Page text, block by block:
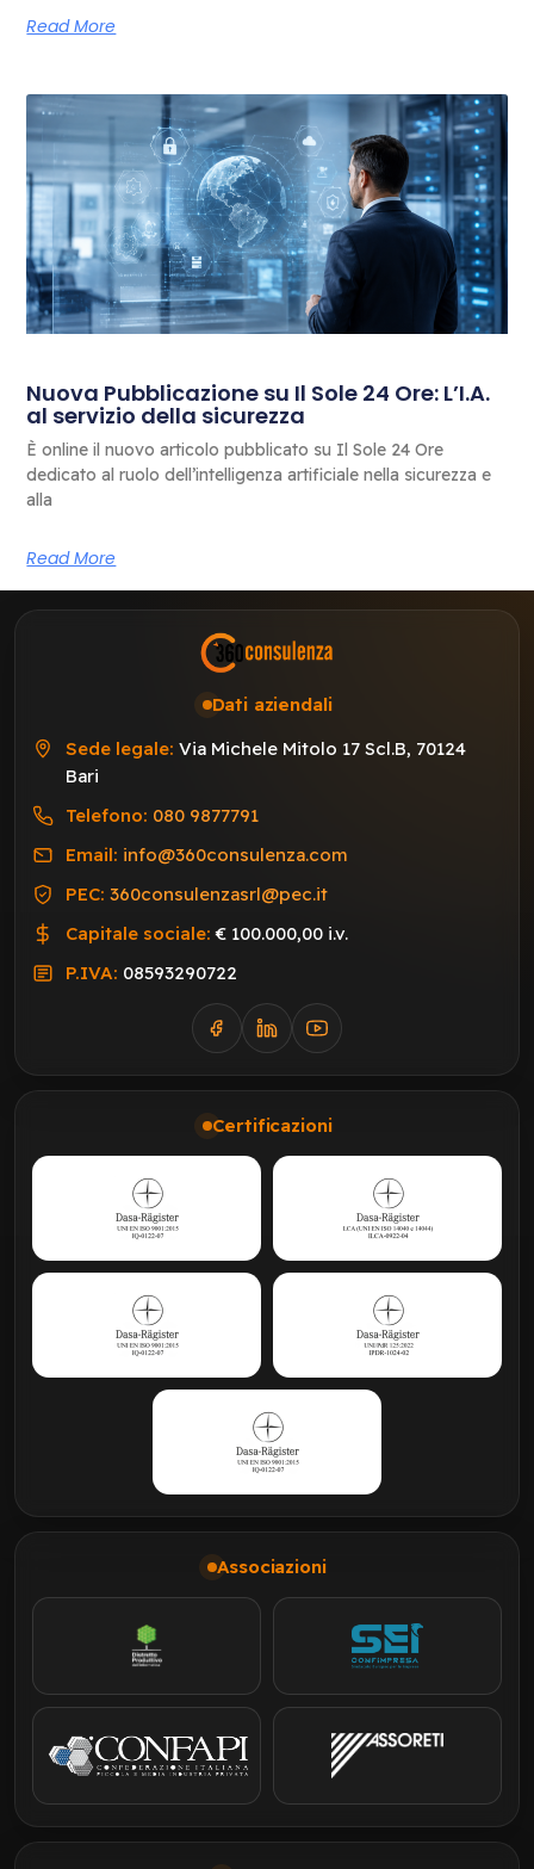
Read More
Nuova Pubblicazione su Il Sole 24 Ore: L’I.A.
al servizio della sicurezza
È online il nuovo articolo pubblicato su Il Sole 24 Ore
dedicato al ruolo dell’intelligenza artificiale nella sicurezza e
alla
Read More
Dati aziendali
Sede legale: Via Michele Mitolo 17 Scl.B, 70124
Bari
Telefono: 080 9877791
Email: info@360consulenza.com
PEC: 360consulenzasrl@pec.it
Capitale sociale: € 100.000,00 i.v.
P.IVA: 08593290722
Certificazioni
Associazioni